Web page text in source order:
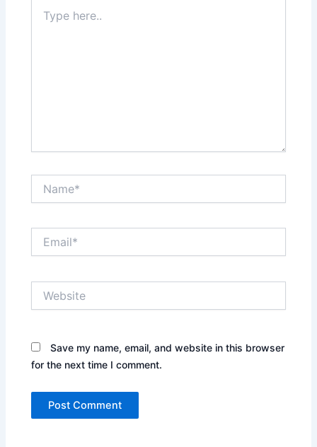
here..
Save my name, email, and website in this browser
for the next time I comment.